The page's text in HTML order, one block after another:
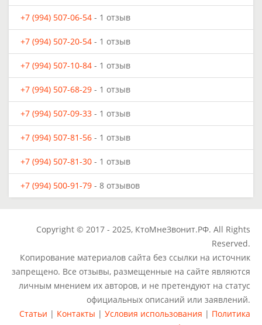
+7 (994) 507-06-54 - 1 отзыв
+7 (994) 507-20-54 - 1 отзыв
+7 (994) 507-10-84 - 1 отзыв
+7 (994) 507-68-29 - 1 отзыв
+7 (994) 507-09-33 - 1 отзыв
+7 (994) 507-81-56 - 1 отзыв
+7 (994) 507-81-30 - 1 отзыв
+7 (994) 500-91-79 - 8 отзывов
Copyright © 2017 - 2025, КтоМнеЗвонит.РФ. All Rights
Reserved.
Копирование материалов сайта без ссылки на источник
запрещено. Все отзывы, размещенные на сайте являются
личным мнением их авторов, и не претендуют на статус
официальных описаний или заявлений.
Статьи | Контакты | Условия использования | Политика